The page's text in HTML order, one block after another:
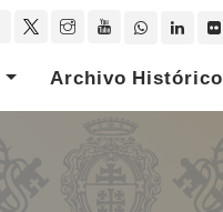
Archivo Histórico